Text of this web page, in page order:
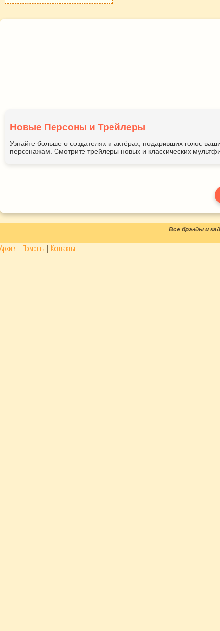
Новые Персоны и Трейлеры
Узнайте больше о создателях и актёрах, подаривших голос
персонажам. Смотрите трейлеры новых и классических
Все брэнды и
Архив | Помощь | Контакты